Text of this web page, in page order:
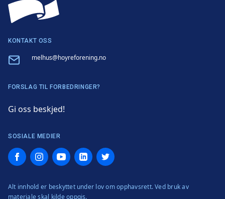
KONTAKT OSS
Email melhus@hoyreforening.no
FORSLAG TIL FORBEDRINGER?
Gi oss beskjed!
SOSIALE MEDIER
FacebookInstagramYouTubeLinkedInTwitter
Alt innhold er beskyttet under lov om opphavsrett. Ved bruk av
materiale skal kilde oppgis.